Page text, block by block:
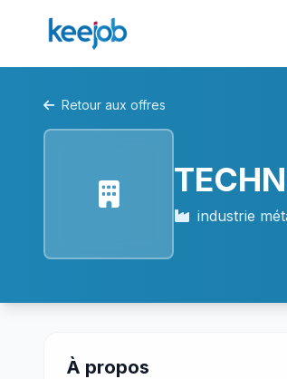
Retour aux offres
industrie
À propos